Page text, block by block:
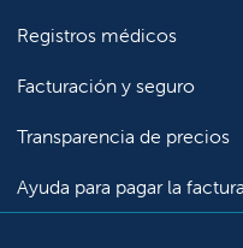
Registros médicos
Facturación y seguro
Transparencia de precios
Ayuda para pagar la factura